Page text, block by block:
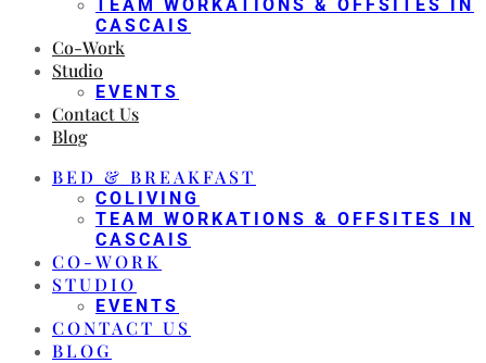
TEAM WORKATIONS & OFFSITES IN
CASCAIS
Co-Work
Studio
EVENTS
Contact Us
Blog
BED & BREAKFAST
COLIVING
TEAM WORKATIONS & OFFSITES IN
CASCAIS
CO-WORK
STUDIO
EVENTS
CONTACT US
BLOG